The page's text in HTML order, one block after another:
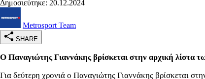
Δημοσιεύτηκε: 20.12.2024
Metrosport Team
SHARE
Ο Παναγιώτης Γιαννάκης βρίσκεται στην αρχική
Για δεύτερη χρονιά ο Παναγιώτης Γιαννάκης βρίσκεται